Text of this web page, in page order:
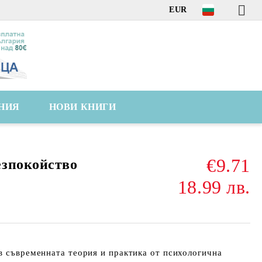
EUR
НОВИ КНИГИ
€9.71
18.99 лв.
съвременната теория и практика от психологична